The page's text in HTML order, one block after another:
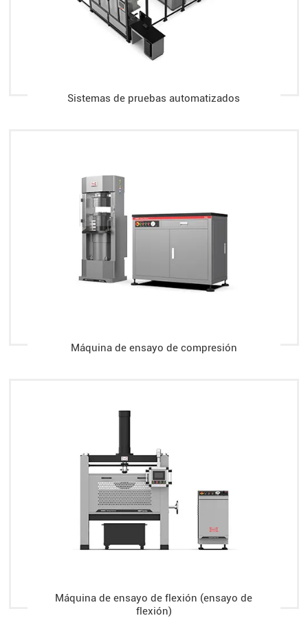
Sistemas de pruebas automatizados
Máquina de ensayo de compresión
Máquina de ensayo de flexión (ensayo de
flexión)